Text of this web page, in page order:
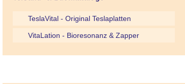
TeslaVital - Original Teslaplatten
VitaLation - Bioresonanz & Zapper